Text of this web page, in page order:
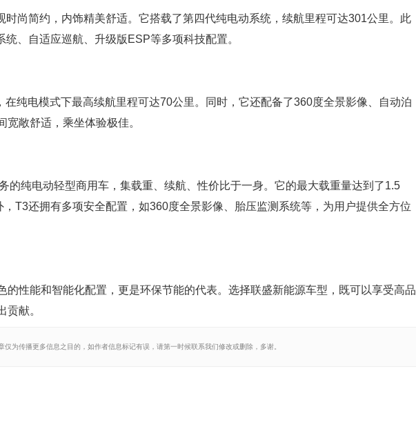
时尚简约，内饰精美舒适。它搭载了第四代纯电动系统，续航里程可达301公里。此
、自适应巡航、升级版ESP等多项科技配置。
在纯电模式下最高续航里程可达70公里。同时，它还配备了360度全景影像、自动泊
敞舒适，乘坐体验极佳。
的纯电动轻型商用车，集载重、续航、性价比于一身。它的最大载重量达到了1.5
T3还拥有多项安全配置，如360度全景影像、胎压监测系统等，为用户提供全方位
的性能和智能化配置，更是环保节能的代表。选择联盛新能源车型，既可以享受高品
贡献。
为传播更多信息之目的，如作者信息标记有误，请第一时候联系我们修改或删除，多谢。